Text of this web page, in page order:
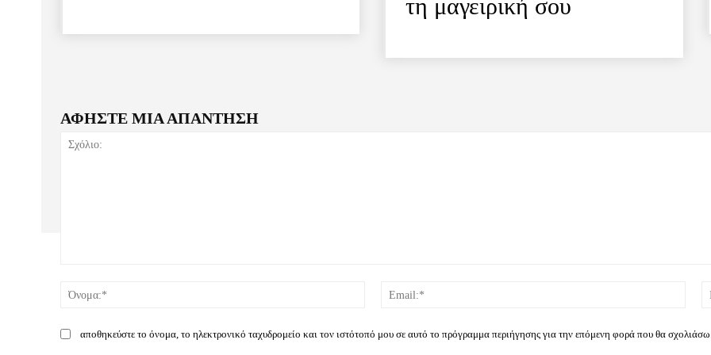
τη μαγειρική σου
ΑΦΗΣΤΕ ΜΙΑ ΑΠΑΝΤΗΣΗ
Όνομα:*
αποθηκεύστε το όνομα, το ηλεκτρονικό ταχυδρομείο και τον ιστότοπό μου σε αυτό το πρόγραμμα περιήγησης για την επόμενη φορά που θα